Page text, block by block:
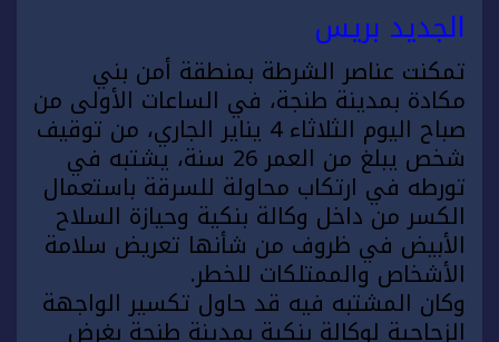
الجديد بريس
تمكنت عناصر الشرطة بمنطقة أمن بني
مكادة بمدينة طنجة، في الساعات الأولى من
صباح اليوم الثلاثاء 4 يناير الجاري، من توقيف
شخص يبلغ من العمر 26 سنة، يشتبه في
تورطه في ارتكاب محاولة للسرقة باستعمال
الكسر من داخل وكالة بنكية وحيازة السلاح
الأبيض في ظروف من شأنها تعريض سلامة
الأشخاص والممتلكات للخطر.
وكان المشتبه فيه قد حاول تكسير الواجهة
الزجاجية لوكالة بنكية بمدينة طنجة بغرض